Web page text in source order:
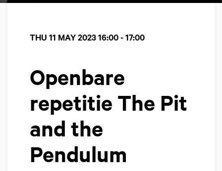
Openbare
repetitie The Pit
and the
Pendulum
THU 11 MAY 202316:00 - 17:00